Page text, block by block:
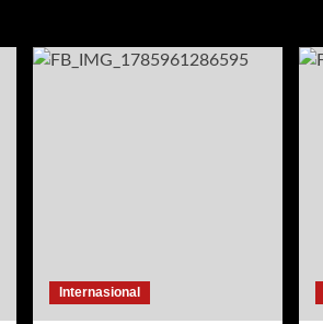
Internasional